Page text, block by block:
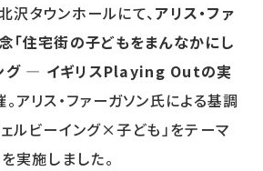
タウンホールにて、アリス・ファ
「住宅街の子どもをまんなかにし
グ ― イギリスPlaying Outの実
アリス・ファーガソン氏による基調
ルビーイング×子ども」をテーマ
実施しました。